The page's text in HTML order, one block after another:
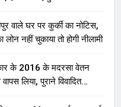
वाले घर पर कुर्की का नोटिस,
नहीं चुकाया तो होगी नीलामी
के 2016 के मदरसा वेतन
लिया, पुराने विवादित